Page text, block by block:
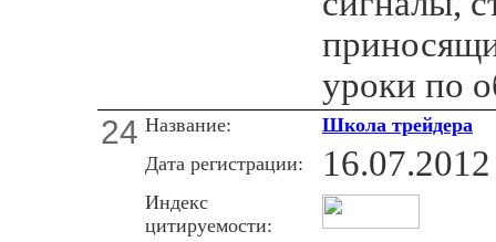
уроки по
24 Название:
Школа трейдера
Дата регистрации:
16.07.2012
Индекс
цитируемости: